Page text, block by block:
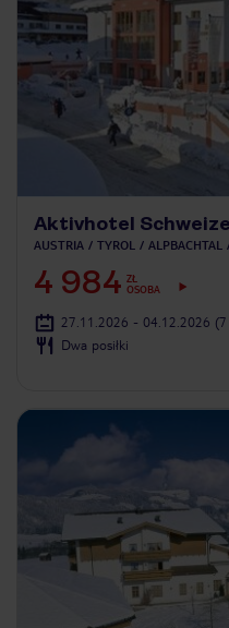
Aktivhotel
AUSTRIA TYROL ALPBACHTAL
4 984 ZŁ
OSOBA
27.11.2026 - 04.12.2026
Dwa posiłki